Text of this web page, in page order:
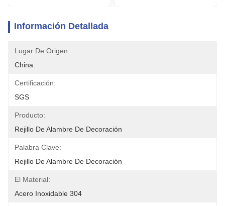
Información Detallada
Lugar De Origen:
China.
Certificación:
SGS
Producto:
Rejillo De Alambre De Decoración
Palabra Clave:
Rejillo De Alambre De Decoración
El Material:
Acero Inoxidable 304